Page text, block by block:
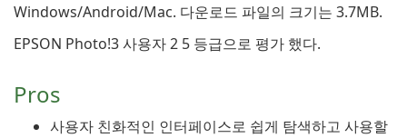
Windows/Android/Mac. 다운로드 파일의 크기는 3.7MB.
EPSON Photo!3 사용자 2 5 등급으로 평가 했다.
Pros
사용자 친화적인 인터페이스로 쉽게 탐색하고 사용할